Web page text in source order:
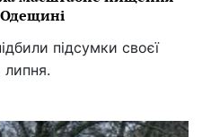
Одещині
підсумки своєї
липня.